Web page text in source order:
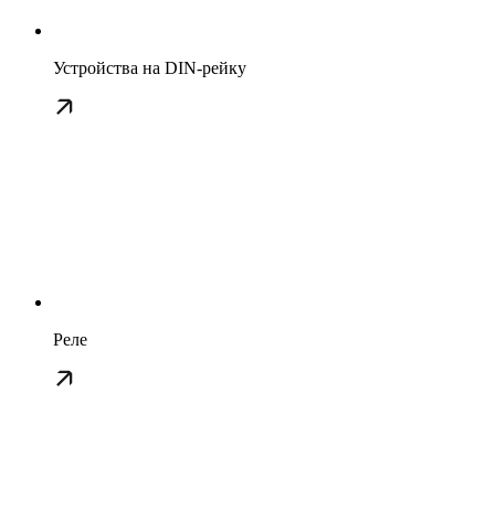
Устройства на DIN-рейку
Реле